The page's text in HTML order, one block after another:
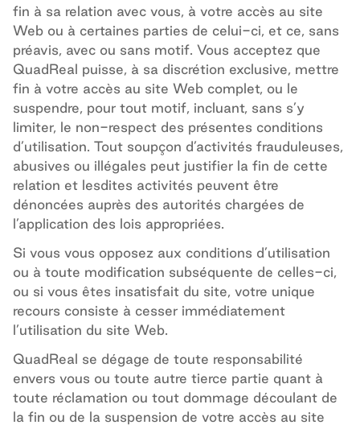
fin à sa relation avec vous, à votre accès au site
Web ou à certaines parties de celui-ci, et ce, sans
préavis, avec ou sans motif. Vous acceptez que
QuadReal puisse, à sa discrétion exclusive, mettre
fin à votre accès au site Web complet, ou le
suspendre, pour tout motif, incluant, sans s’y
limiter, le non-respect des présentes conditions
d’utilisation. Tout soupçon d’activités frauduleuses,
abusives ou illégales peut justifier la fin de cette
relation et lesdites activités peuvent être
dénoncées auprès des autorités chargées de
l’application des lois appropriées.
Si vous vous opposez aux conditions d’utilisation
ou à toute modification subséquente de celles-ci,
ou si vous êtes insatisfait du site, votre unique
recours consiste à cesser immédiatement
l’utilisation du site Web.
QuadReal se dégage de toute responsabilité
envers vous ou toute autre tierce partie quant à
toute réclamation ou tout dommage découlant de
la fin ou de la suspension de votre accès au site